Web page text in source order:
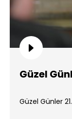
Güzel
Güzel Günler